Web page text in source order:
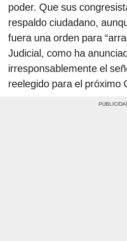
poder. Que sus
respaldo ciudadano,
fuera una orden para
Judicial, como ha
irresponsablemente el
reelegido para el próximo